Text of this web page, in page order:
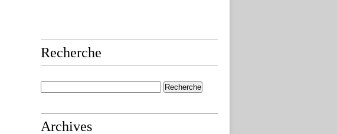
Recherche
Archives